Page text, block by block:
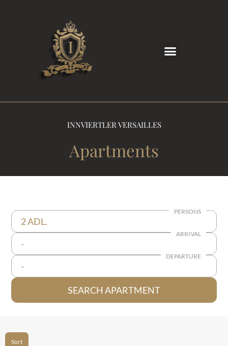
INNVIERTLER VERSAILLES
Apartments
PERSONS
2 ADL.
ARRIVAL
-
DEPARTURE
-
SEARCH APARTMENT
Sort